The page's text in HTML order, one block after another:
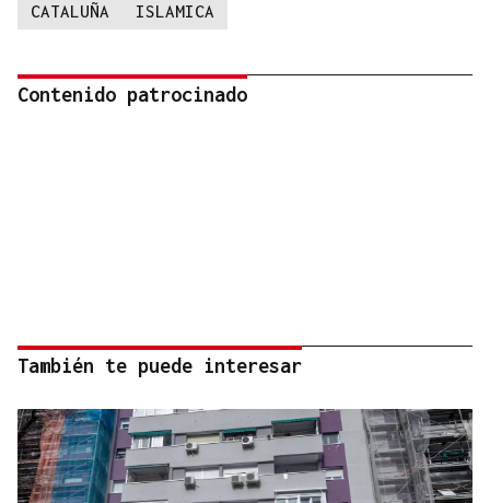
CATALUÑA ISLAMICA
Contenido patrocinado
También te puede interesar